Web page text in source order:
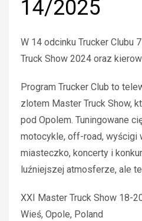
14/2025
W 14 odcinku Trucker Clubu
Truck Show 2024 oraz
Program Trucker Club to
zlotem Master Truck Show,
pod Opolem. Tuningowane
motocykle, off-road, wyścigi
miasteczko, koncerty i
luźniejszej atmosferze, ale
XXI Master Truck Show 18-
Wieś, Opole, Poland